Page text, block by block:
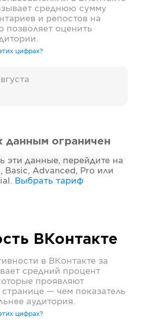
среднюю сумму
и репостов на
позволяет оценить
цифрах?
данных
данным ограничен
эти данные, перейдите на
Basic, Advanced, Pro или
. Выбрать тариф
ВКонтакте
в ВКонтакте за
средний процент
проявляют
странице — чем показатель
аудитория.
цифрах?